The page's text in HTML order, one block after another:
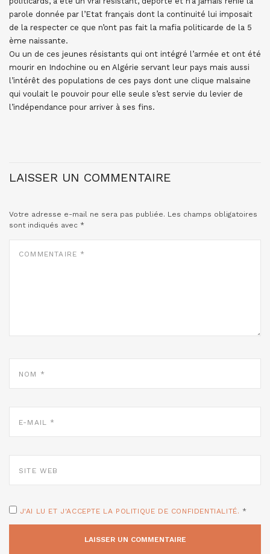
parole donnée par l’Etat français dont la continuité lui imposait
de la respecter ce que n’ont pas fait la mafia politicarde de la 5
ème naissante.
Ou un de ces jeunes résistants qui ont intégré l’armée et ont été
mourir en Indochine ou en Algérie servant leur pays mais aussi
l’intérêt des populations de ces pays dont une clique malsaine
qui voulait le pouvoir pour elle seule s’est servie du levier de
l’indépendance pour arriver à ses fins.
LAISSER UN COMMENTAIRE
Votre adresse e-mail ne sera pas publiée. Les champs obligatoires
sont indiqués avec *
MAIL
WEB
J'AI LU ET J'ACCEPTE LA POLITIQUE DE CONFIDENTIALITÉ. *